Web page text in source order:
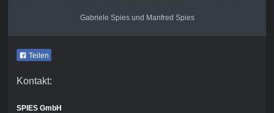
Gabriele Spies und Manfred Spies
Teilen
Kontakt:
SPIES GmbH